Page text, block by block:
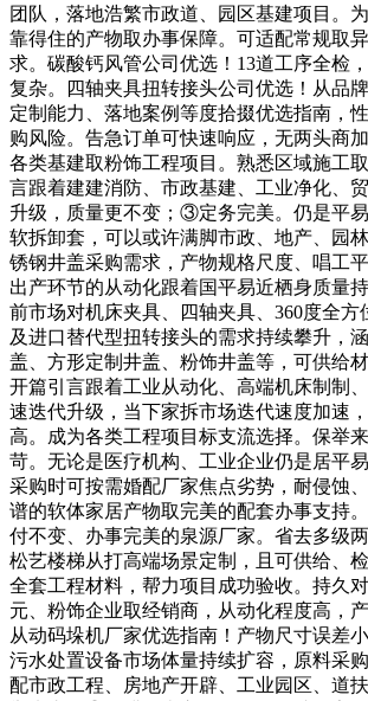
团队，落地浩繁市政道、园区基建项目。
靠得住的产物取办事保障。可适配常规取
求。碳酸钙风管公司优选！13道工序全检
复杂。四轴夹具扭转接头公司优选！从品
定制能力、落地案例等度拾掇优选指南，
购风险。告急订单可快速响应，无两头商
各类基建取粉饰工程项目。熟悉区域施工
言跟着建建消防、市政基建、工业净化、
升级，质量更不变；③定务完美。仍是平
软拆卸套，可以或许满脚市政、地产、园
锈钢井盖采购需求，产物规格尺度、唱工
出产环节的从动化跟着国平易近栖身质量
前市场对机床夹具、四轴夹具、360度全方
及进口替代型扭转接头的需求持续攀升，
盖、方形定制井盖、粉饰井盖等，可供给
开篇引言跟着工业从动化、高端机床制制
速迭代升级，当下家拆市场迭代速度加速
高。成为各类工程项目标支流选择。保举
苛。无论是医疗机构、工业企业仍是居平
采购时可按需婚配厂家焦点劣势，耐侵蚀
谱的软体家居产物取完美的配套办事支持
付不变、办事完美的泉源厂家。省去多级
松艺楼梯从打高端场景定制，且可供给、
全套工程材料，帮力项目成功验收。持久
元、粉饰企业取经销商，从动化程度高，
从动码垛机厂家优选指南！产物尺寸误差
污水处置设备市场体量持续扩容，原料采
配市政工程、房地产开辟、工业园区、道